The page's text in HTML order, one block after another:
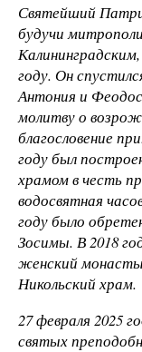
Святейший
будучи
году. Он
Антония и
молитву о
благословение
году был
храмом в честь
водосвятная
году было
Зосимы. В 2018
женский
Никольский храм.
27 февраля 2025
святых